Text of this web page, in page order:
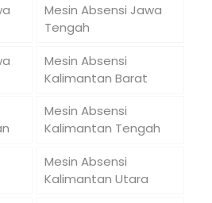
Mesin Absensi Jawa
Tengah
Mesin Absensi
Kalimantan Barat
Mesin Absensi
Kalimantan Tengah
Mesin Absensi
Kalimantan Utara